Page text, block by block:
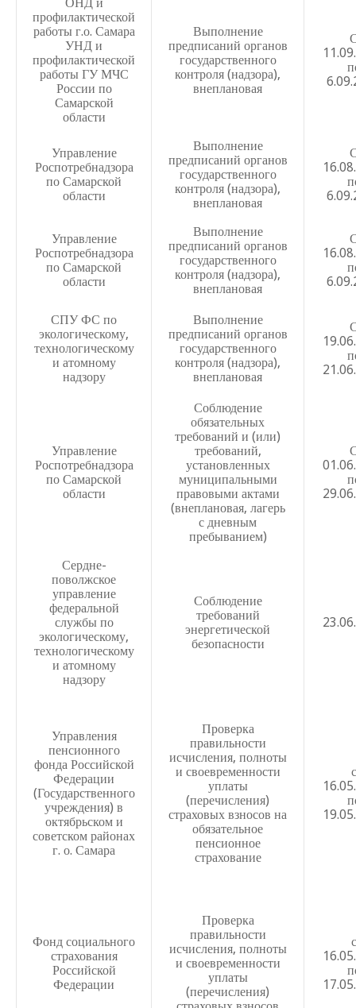
услуг, выполнения работ для нужд муниципального
общеобразовательного учреждения Школа №29 имени
пожарной охраны УВД Самарской области Карпова
Положение о постоянно действующей комиссии по
списанию материальных ценностей
Программа по формированию законопослушного
Положение о школьном радио
Положение об индивидуальном проекте обучающихся
соответствии с ФГОС
делового гостеприимства
Положение о наставничестве
Положение о комиссии по применению к
Положение о порядке возникновения,
между ОО и обучающимися и (или) родителями
Порядок организации и осуществления
Школы №29 г.о. Самара по основным
образовательным программам начального, общего,
Положение о посещении учебных занятий участниками
в школе
Положение об условном переводе обучающихся в
Положение о внутришкольном контроле
Положение о внутришкольном мониторинге качества
Положение о внутришкольной системе оценки
Положение о мониторинге воспитательной
бюджетном общеобразовательном учреждении средней
№29 городского округа город Самара
Положение об организации обучения детей на дому
Положение об электронном обучении и
образовательных технологий
Изменения и дополнения в Положение о рабочей
деятельности
Положение об организации образовательного
Положение об организации внеурочной деятельности
профилактической
работы г.о. Самара
УНД и
профилактической
работы ГУ МЧС
России по
Самарской
области
Выполнение
предписаний органов
государственного
контроля (надзора),
внеплановая
Управление
Роспотребнадзора
по Самарской
области
Выполнение
предписаний органов
государственного
контроля (надзора),
внеплановая
Управление
Роспотребнадзора
по Самарской
области
Выполнение
предписаний органов
государственного
контроля (надзора),
внеплановая
СПУ ФС по
экологическому,
технологическому
и атомному
надзору
Выполнение
предписаний органов
государственного
контроля (надзора),
внеплановая
Управление
Роспотребнадзора
по Самарской
области
Соблюдение
обязательных
требований и (или)
требований,
установленных
муниципальными
правовыми актами
(внеплановая, лагерь
с дневным
пребыванием)
Сердне-
поволжское
управление
федеральной
службы по
экологическому,
технологическому
и атомному
надзору
Соблюдение
требований
энергетической
безопасности
Управления
пенсионного
фонда Российской
Федерации
(Государственного
учреждения) в
октябрьском и
советском районах
г. о. Самара
Проверка
правильности
исчисления, полноты
и своевременности
уплаты
(перечисления)
страховых взносов на
обязательное
пенсионное
страхование
с
Фонд социального
страхования
Российской
Федерации
Проверка
правильности
исчисления, полноты
и своевременности
уплаты
(перечисления)
с